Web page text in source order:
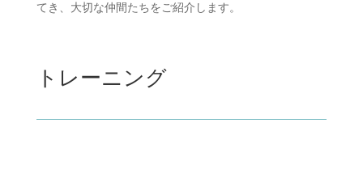
てき、大切な仲間たちをご紹介します。
トレーニング